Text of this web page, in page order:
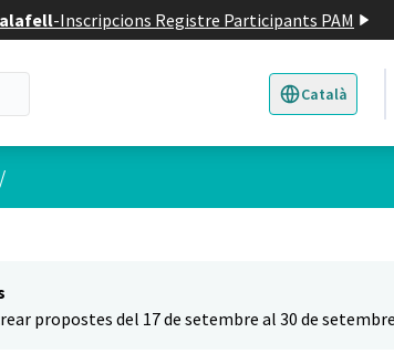
-Inscripcions Registre Participants PAM
Català
Triar la llengua
d'usuari
/
propostes del 17 de setembre al 30 de